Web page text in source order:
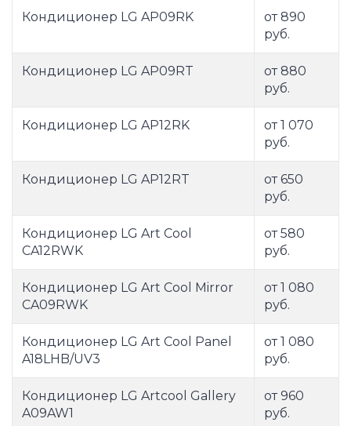
Кондиционер LG AP09RK
от 890
руб.
Кондиционер LG AP09RT
от 880
руб.
Кондиционер LG AP12RK
от 1 070
руб.
Кондиционер LG AP12RT
от 650
руб.
Кондиционер LG Art Cool
CA12RWK
от 580
руб.
Кондиционер LG Art Cool Mirror
CA09RWK
от 1 080
руб.
Кондиционер LG Art Cool Panel
A18LHB/UV3
от 1 080
руб.
Кондиционер LG Artcool Gallery
A09AW1
от 960
руб.